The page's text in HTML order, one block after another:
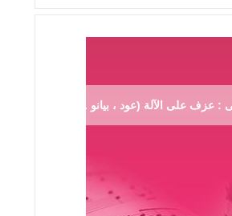
: عزف على الآلة (عود ، بيانو ...)